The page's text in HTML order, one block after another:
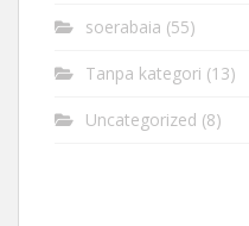
soerabaia (55)
Tanpa kategori (13)
Uncategorized (8)